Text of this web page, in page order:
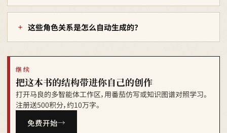
这些角色关系是怎么自动生成的？
继续
把这本书的结构带进你自己的创作
打开马良的多智能体工作区，用番茄仿写或知识图谱对照学习。
注册送500积分，约10万字。
免费开始